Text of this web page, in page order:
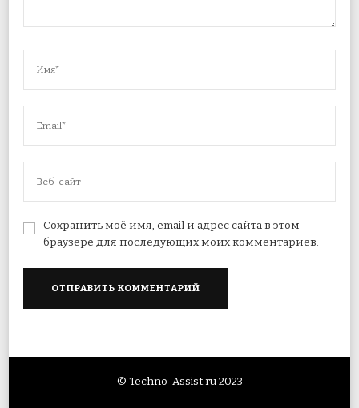
Сохранить моё имя, email и адрес сайта в этом
браузере для последующих моих комментариев.
© Techno-Assist.ru 2023